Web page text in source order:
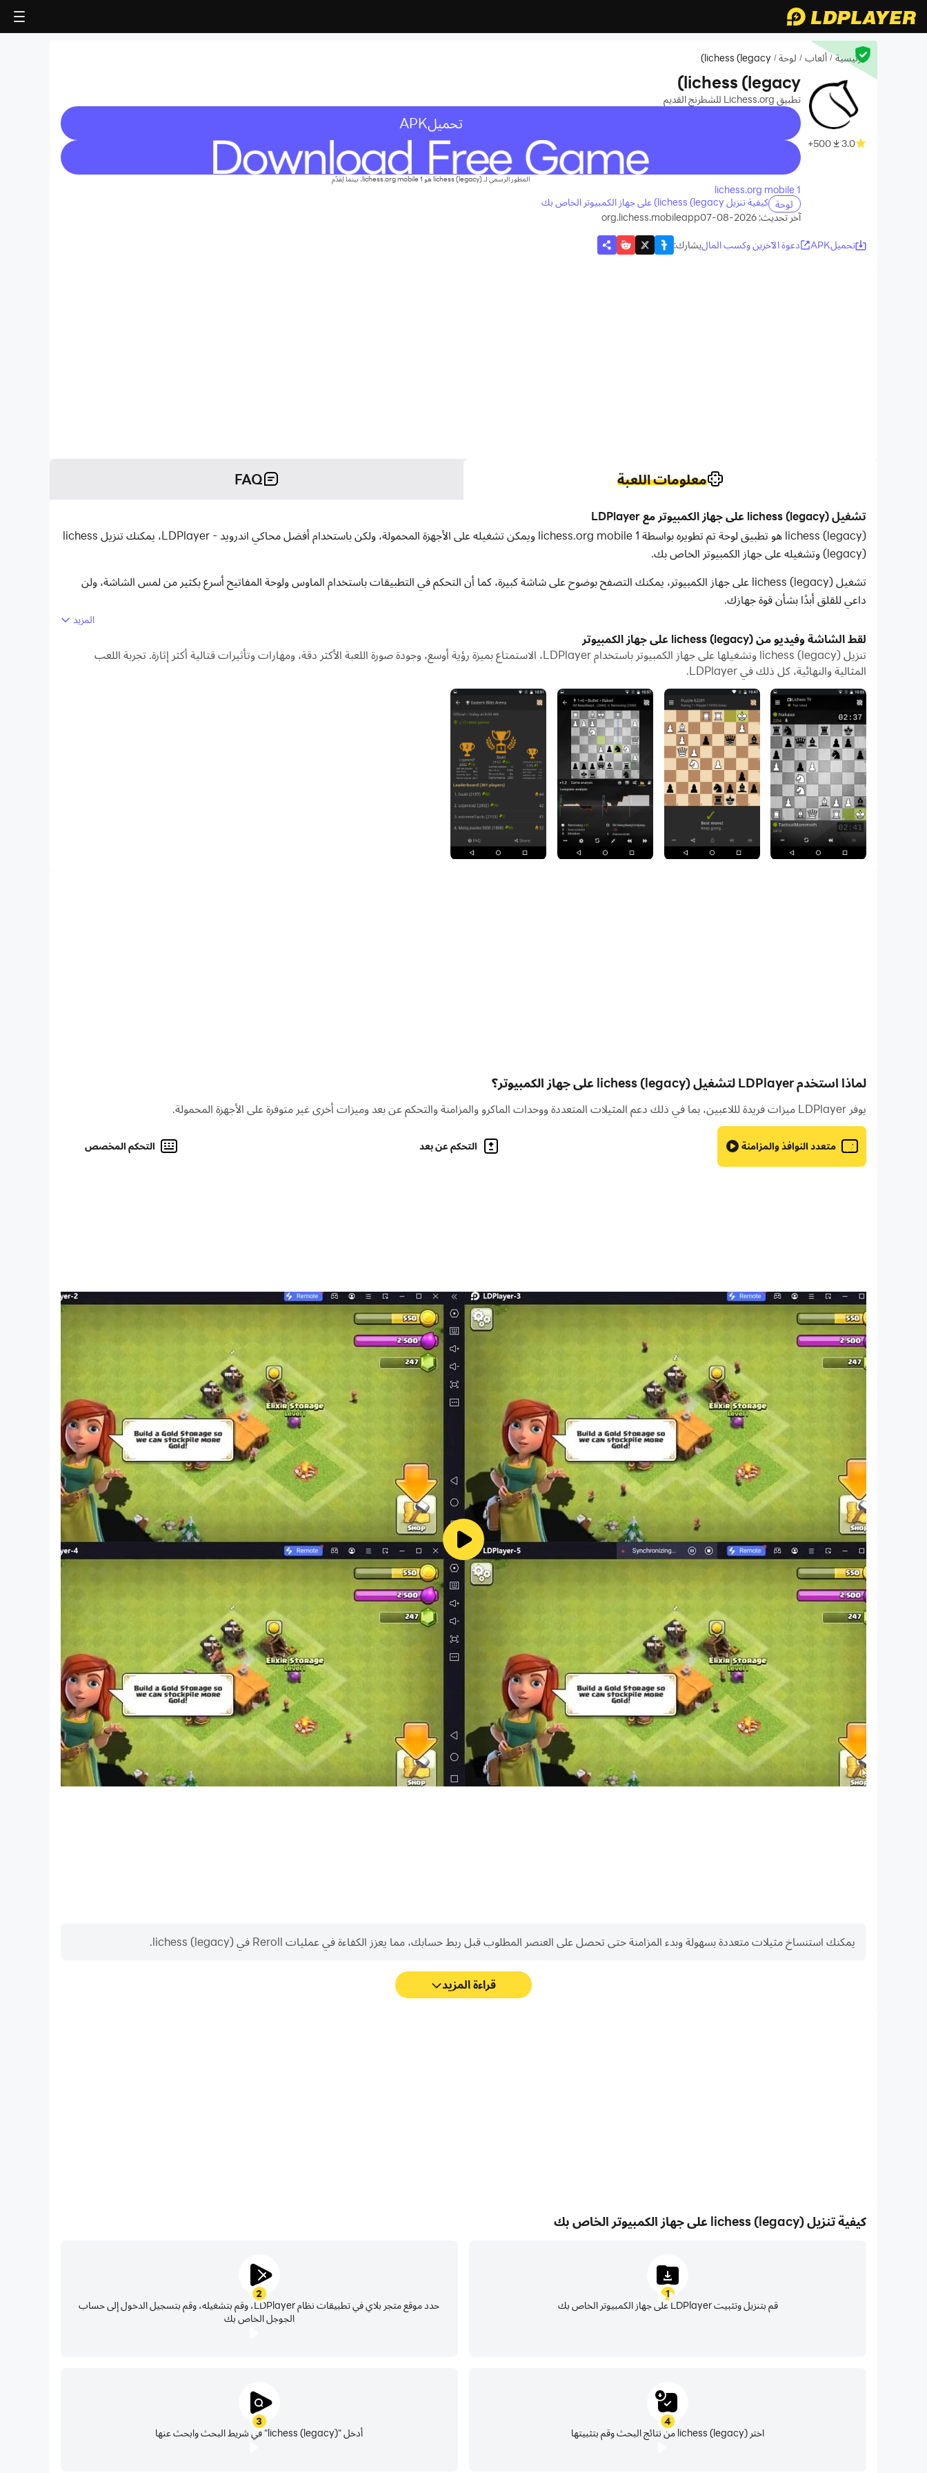
الرئيسية / ألعاب / لوحة /
lichess (legacy)
3.0
500+
lichess (legacy)
تطبيق Lichess.org للشطرنج القديم
تحميلAPK
recommend
المطور الرسمي لـ lichess (legacy) هو lichess.org mobile 1، بينما يُقدّم
lichess.org mobile 1
لوحة كيفية تنزيل lichess (legacy) على جهاز الكمبيوتر الخاص بك
آخر تحديث: 2026-08-07
org.lichess.mobileapp
تحميلAPK دعوة الآخرين وكسب الماليشارك:
معلومات اللعبة FAQ
تشغيل lichess (legacy) على جهاز الكمبيوتر مع LDPlayer
lichess (legacy) هو تطبيق لوحة تم تطويره بواسطة lichess.org mobile 1 ويمكن تشغيله على الأجهزة المحمولة، ولكن باستخدام أفضل محاكي اندرويد - LDPlayer، يمكنك تنزيل lichess
(legacy) وتشغيله على جهاز الكمبيوتر الخاص بك.
تشغيل lichess (legacy) على جهاز الكمبيوتر، يمكنك التصفح بوضوح على شاشة كبيرة، كما أن التحكم في التطبيقات باستخدام الماوس ولوحة المفاتيح أسرع بكثير من لمس الشاشة، ولن
داعي للقلق أبدًا بشأن قوة جهازك.
تعمل وظيفة نقل الملفات بين المحاكي والكمبيوتر على تسهيل مشاركة الصور ومقاطع الفيديو والملفات.
قم بتنزيل lichess (legacy) وتشغيله على جهاز الكمبيوتر الآن واستمتع بالشاشة الكبيرة وجودة الصورة عالية الوضوح لإصدار الكمبيوتر الشخصي!
Try out our new application:
https://play.google.com/store/apps/details?id=org.lichess.mobileV2
المزيد
لقط الشاشة وفيديو من lichess (legacy) على جهاز الكمبيوتر
تنزيل lichess (legacy) وتشغيلها على جهاز الكمبيوتر باستخدام LDPlayer، الاستمتاع بميزة رؤية أوسع، وجودة صورة اللعبة الأكثر دقة، ومهارات وتأثيرات قتالية أكثر إثارة. تجربة اللعب
المثالية والنهائية، كل ذلك في LDPlayer.
لماذا استخدم LDPlayer لتشغيل lichess (legacy) على جهاز الكمبيوتر؟
يوفر LDPlayer ميزات فريدة لللاعبين، بما في ذلك دعم المثيلات المتعددة ووحدات الماكرو والمزامنة والتحكم عن بعد وميزات أخرى غير متوفرة على الأجهزة المحمولة.
متعدد النوافذ والمزامنة التحكم عن بعد التحكم المخصص
يمكنك استنساخ مثيلات متعددة بسهولة وبدء المزامنة حتى تحصل على العنصر المطلوب قبل ربط حسابك، مما يعزز الكفاءة في عمليات Reroll في lichess (legacy).
قراءة المزيد
كيفية تنزيل lichess (legacy) على جهاز الكمبيوتر الخاص بك
1
قم بتنزيل وتثبيت LDPlayer على جهاز الكمبيوتر الخاص بك
2
حدد موقع متجر بلاي في تطبيقات نظام LDPlayer، وقم بتشغيله، وقم بتسجيل الدخول إلى حساب
الجوجل الخاص بك
3
أدخل "lichess (legacy)" في شريط البحث وابحث عنها
4
اختر lichess (legacy) من نتائج البحث وقم بتثبيتها